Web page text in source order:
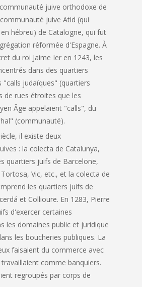
juive orthodoxe de
juive Atid (qui
hébreu) de Catalogne, qui fut
réformée d'Espagne. À
du roi Jaime Ier en 1243, les
dans des quartiers
"calls judaïques" (quartiers
de rues étroites que les
Âge appelaient "calls", du
(communauté).
il existe deux
: la colecta de Catalunya,
quartiers juifs de Barcelone,
Vic, etc., et la colecta de
les quartiers juifs de
et Collioure. En 1283, Pierre
d'exercer certaines
les domaines public et juridique
les boucheries publiques. La
faisaient du commerce avec
comme banquiers.
regroupés par corps de